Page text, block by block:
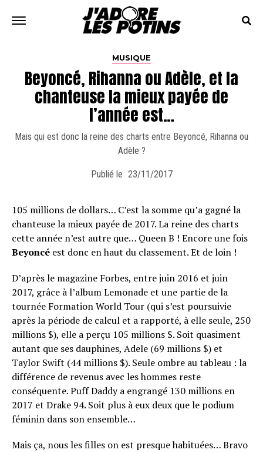
MUSIQUE
Beyoncé, Rihanna ou Adèle, et la
chanteuse la mieux payée de
l’année est…
Mais qui est donc la reine des charts entre Beyoncé, Rihanna ou
Adèle ?
Publié le 23/11/2017
105 millions de dollars… C’est la somme qu’a gagné la
chanteuse la mieux payée de 2017. La reine des charts
cette année n’est autre que… Queen B ! Encore une fois
Beyoncé est donc en haut du classement. Et de loin !
D’après le magazine Forbes, entre juin 2016 et juin
2017, grâce à l’album Lemonade et une partie de la
tournée Formation World Tour (qui s’est poursuivie
après la période de calcul et a rapporté, à elle seule, 250
millions $), elle a perçu 105 millions $. Soit quasiment
autant que ses dauphines, Adele (69 millions $) et
Taylor Swift (44 millions $). Seule ombre au tableau : la
différence de revenus avec les hommes reste
conséquente. Puff Daddy a engrangé 130 millions en
2017 et Drake 94. Soit plus à eux deux que le podium
féminin dans son ensemble…
Mais ça, nous les filles on est presque habituées… Bravo